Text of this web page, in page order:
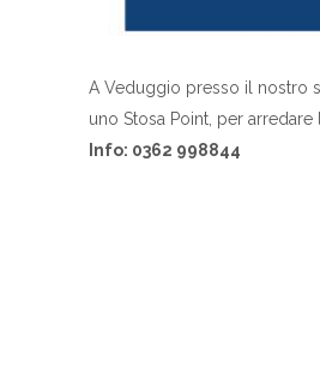
A Veduggio presso il nostro
uno Stosa Point, per arredare
Info: 0362 998844